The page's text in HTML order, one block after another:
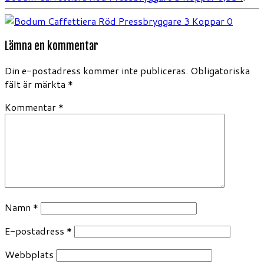
Lämna en kommentar
Din e-postadress kommer inte publiceras. Obligatoriska
fält är märkta *
Kommentar *
Namn *
E-postadress *
Webbplats